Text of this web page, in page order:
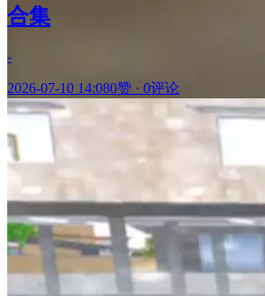
合集
-
2026-07-10 14:080赞 · 0评论